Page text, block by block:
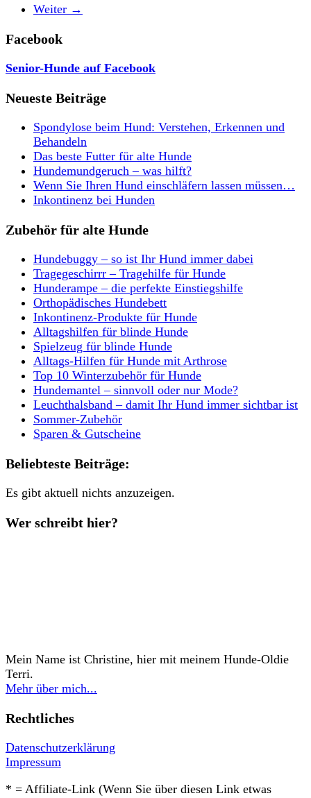
Weiter →
Facebook
Senior-Hunde auf Facebook
Neueste Beiträge
Spondylose beim Hund: Verstehen, Erkennen und
Behandeln
Das beste Futter für alte Hunde
Hundemundgeruch – was hilft?
Wenn Sie Ihren Hund einschläfern lassen müssen…
Inkontinenz bei Hunden
Zubehör für alte Hunde
Hundebuggy – so ist Ihr Hund immer dabei
Tragegeschirrr – Tragehilfe für Hunde
Hunderampe – die perfekte Einstiegshilfe
Orthopädisches Hundebett
Inkontinenz-Produkte für Hunde
Alltagshilfen für blinde Hunde
Spielzeug für blinde Hunde
Alltags-Hilfen für Hunde mit Arthrose
Top 10 Winterzubehör für Hunde
Hundemantel – sinnvoll oder nur Mode?
Leuchthalsband – damit Ihr Hund immer sichtbar ist
Sommer-Zubehör
Sparen & Gutscheine
Beliebteste Beiträge:
Es gibt aktuell nichts anzuzeigen.
Wer schreibt hier?
Mein Name ist Christine, hier mit meinem Hunde-Oldie
Terri.
Mehr über mich...
Rechtliches
Datenschutzerklärung
Impressum
* = Affiliate-Link (Wenn Sie über diesen Link etwas